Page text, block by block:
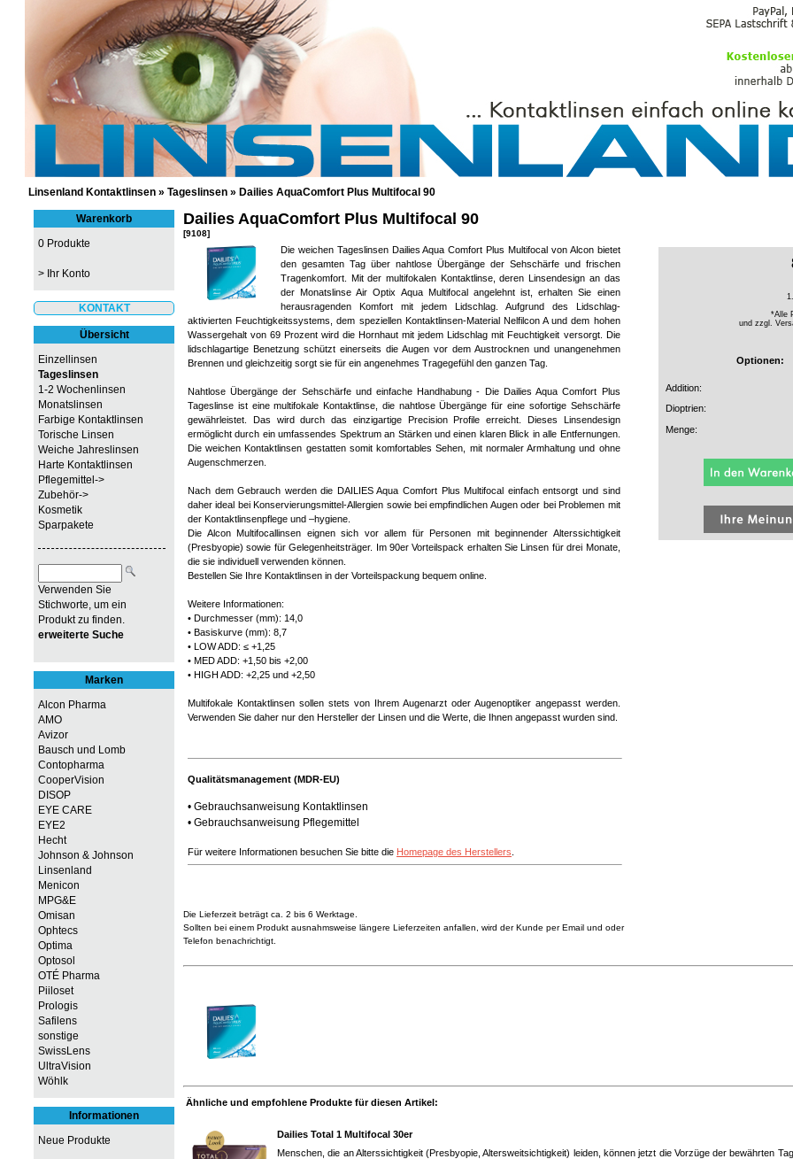
GÜNSTIGE KONTAKTLINSEN UND PFLEGEMITTEL
Linsenland Kontaktlinsen » Tageslinsen » Dailies AquaComfort Plus Multifocal 90
Warenkorb
0 Produkte
> Ihr Konto
KONTAKT
Übersicht
Einzellinsen
Tageslinsen
1-2 Wochenlinsen
Monatslinsen
Farbige Kontaktlinsen
Torische Linsen
Weiche Jahreslinsen
Harte Kontaktlinsen
Pflegemittel->
Zubehör->
Kosmetik
Sparpakete
Verwenden Sie
Stichworte, um ein
Produkt zu finden.
erweiterte Suche
Marken
Alcon Pharma
AMO
Avizor
Bausch und Lomb
Contopharma
CooperVision
DISOP
EYE CARE
EYE2
Hecht
Johnson & Johnson
Linsenland
Menicon
MPG&E
Omisan
Ophtecs
Optima
Optosol
OTÉ Pharma
Piiloset
Prologis
Safilens
sonstige
SwissLens
UltraVision
Wöhlk
Informationen
Neue Produkte
Dailies AquaComfort Plus Multifocal 90
[9108]
Die weichen Tageslinsen Dailies Aqua Comfort Plus Multifocal von Alcon bietet
den gesamten Tag über nahtlose Übergänge der Sehschärfe und frischen
Tragenkomfort. Mit der multifokalen Kontaktlinse, deren Linsendesign an das
der Monatslinse Air Optix Aqua Multifocal angelehnt ist, erhalten Sie einen
herausragenden Komfort mit jedem Lidschlag. Aufgrund des Lidschlag-
aktivierten Feuchtigkeitssystems, dem speziellen Kontaktlinsen-Material Nelfilcon A und dem hohen
Wassergehalt von 69 Prozent wird die Hornhaut mit jedem Lidschlag mit Feuchtigkeit versorgt. Die
lidschlagartige Benetzung schützt einerseits die Augen vor dem Austrocknen und unangenehmen
Brennen und gleichzeitig sorgt sie für ein angenehmes Tragegefühl den ganzen Tag.
Nahtlose Übergänge der Sehschärfe und einfache Handhabung - Die Dailies Aqua Comfort Plus
Tageslinse ist eine multifokale Kontaktlinse, die nahtlose Übergänge für eine sofortige Sehschärfe
gewährleistet. Das wird durch das einzigartige Precision Profile erreicht. Dieses Linsendesign
ermöglicht durch ein umfassendes Spektrum an Stärken und einen klaren Blick in alle Entfernungen.
Die weichen Kontaktlinsen gestatten somit komfortables Sehen, mit normaler Armhaltung und ohne
Augenschmerzen.
Nach dem Gebrauch werden die DAILIES Aqua Comfort Plus Multifocal einfach entsorgt und sind
daher ideal bei Konservierungsmittel-Allergien sowie bei empfindlichen Augen oder bei Problemen mit
der Kontaktlinsenpflege und –hygiene.
Die Alcon Multifocallinsen eignen sich vor allem für Personen mit beginnender Alterssichtigkeit
(Presbyopie) sowie für Gelegenheitsträger. Im 90er Vorteilspack erhalten Sie Linsen für drei Monate,
die sie individuell verwenden können.
Bestellen Sie Ihre Kontaktlinsen in der Vorteilspackung bequem online.
Weitere Informationen:
• Durchmesser (mm): 14,0
• Basiskurve (mm): 8,7
• LOW ADD: ≤ +1,25
• MED ADD: +1,50 bis +2,00
• HIGH ADD: +2,25 und +2,50
Multifokale Kontaktlinsen sollen stets von Ihrem Augenarzt oder Augenoptiker angepasst werden.
Verwenden Sie daher nur den Hersteller der Linsen und die Werte, die Ihnen angepasst wurden sind.
Qualitätsmanagement (MDR-EU)
• Gebrauchsanweisung Kontaktlinsen
• Gebrauchsanweisung Pflegemittel
Für weitere Informationen besuchen Sie bitte die Homepage des Herstellers
Die Lieferzeit beträgt ca. 2 bis 6 Werktage.
Sollten bei einem Produkt ausnahmsweise längere Lieferzeiten anfallen, wird der Kunde per Email und oder
Telefon benachrichtigt.
*Alle
und zzgl.
Optionen:
Addition:
Dioptrien:
Menge:
Ähnliche und empfohlene Produkte für diesen Artikel:
Dailies Total 1 Multifocal 30er
Menschen, die an Alterssichtigkeit (Presbyopie, Altersweitsichtigkeit) leiden, können jetzt die Vorzüge der bewährten